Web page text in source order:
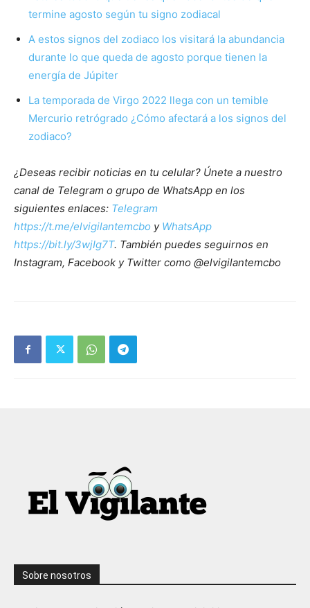
termine agosto según tu signo zodiacal
A estos signos del zodiaco los visitará la abundancia
durante lo que queda de agosto porque tienen la
energía de Júpiter
La temporada de Virgo 2022 llega con un temible
Mercurio retrógrado ¿Cómo afectará a los signos del
zodiaco?
¿Deseas recibir noticias en tu celular? Únete a nuestro
canal de Telegram o grupo de WhatsApp en los
siguientes enlaces: Telegram
https://t.me/elvigilantemcbo y WhatsApp
https://bit.ly/3wjIg7T. También puedes seguirnos en
Instagram, Facebook y Twitter como @elvigilantemcbo
Sobre nosotros